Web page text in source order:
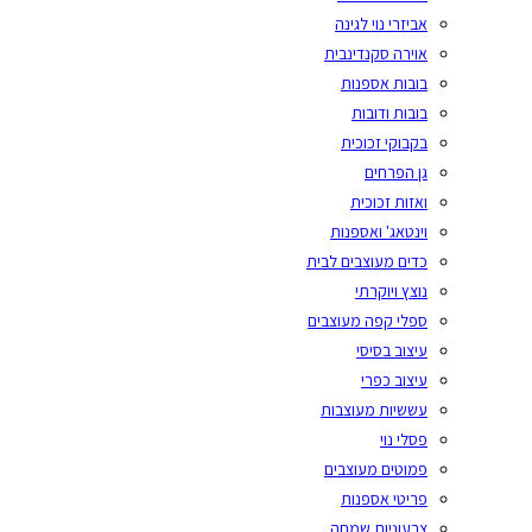
אביזרי נוי לגינה
אוירה סקנדינבית
בובות אספנות
בובות ודובות
בקבוקי זכוכית
גן הפרחים
ואזות זכוכית
וינטאג' ואספנות
כדים מעוצבים לבית
נוצץ ויוקרתי
ספלי קפה מעוצבים
עיצוב בסיסי
עיצוב כפרי
עששיות מעוצבות
פסלי נוי
פמוטים מעוצבים
פריטי אספנות